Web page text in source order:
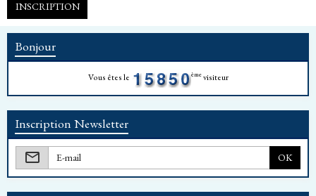
INSCRIPTION
Bonjour
Vous êtes le èmevisiteur
Inscription Newsletter
OK